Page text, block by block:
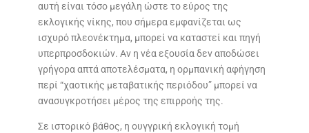
αυτή είναι τόσο μεγάλη ώστε το εύρος της
εκλογικής νίκης, που σήμερα εμφανίζεται ως
ισχυρό πλεονέκτημα, μπορεί να καταστεί και πηγή
υπερπροσδοκιών. Αν η νέα εξουσία δεν αποδώσει
γρήγορα απτά αποτελέσματα, η ορμπανική αφήγηση
περί “χαοτικής μεταβατικής περιόδου” μπορεί να
ανασυγκροτήσει μέρος της επιρροής της.
Σε ιστορικό βάθος, η ουγγρική εκλογική τομή